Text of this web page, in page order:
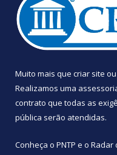
Muito mais que criar site ou
Realizamos uma
contrato que todas as
pública serão atendidas.
Conheça o PNTP e o Radar